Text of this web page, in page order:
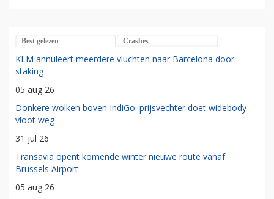
Best gelezen Crashes
KLM annuleert meerdere vluchten naar Barcelona door
staking
05 aug 26
Donkere wolken boven IndiGo: prijsvechter doet widebody-
vloot weg
31 jul 26
Transavia opent komende winter nieuwe route vanaf
Brussels Airport
05 aug 26